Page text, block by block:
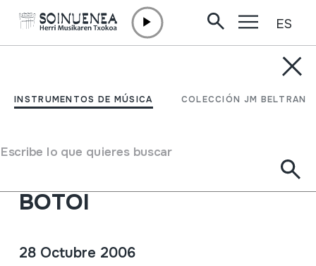
INSTRUMENTOS DE MÚSICA COLECCIÓN JM BELTRAN
Escribe lo que quieres buscar
ES
HM Concierto de otoño:
ayuntamiento de
BOTOI
28 Octubre 2006